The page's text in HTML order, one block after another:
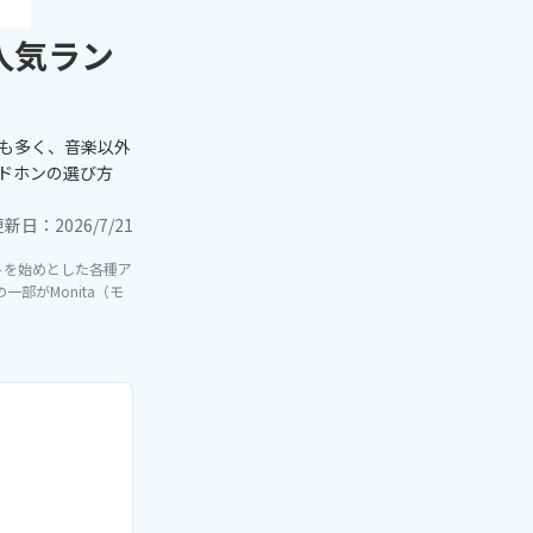
気ラン
多く、音楽以外
ホンの選び方
日： 2026/7/21
始めとした各種ア
一部がMonita（モ